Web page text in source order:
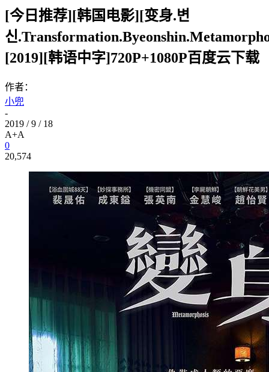
[今日推荐][韩国电影][变身.변
신
[2019][韩语中字]720P+1080P百度云下载
作者：
小兜
-
2019 / 9 / 18
A+A
0
20,574